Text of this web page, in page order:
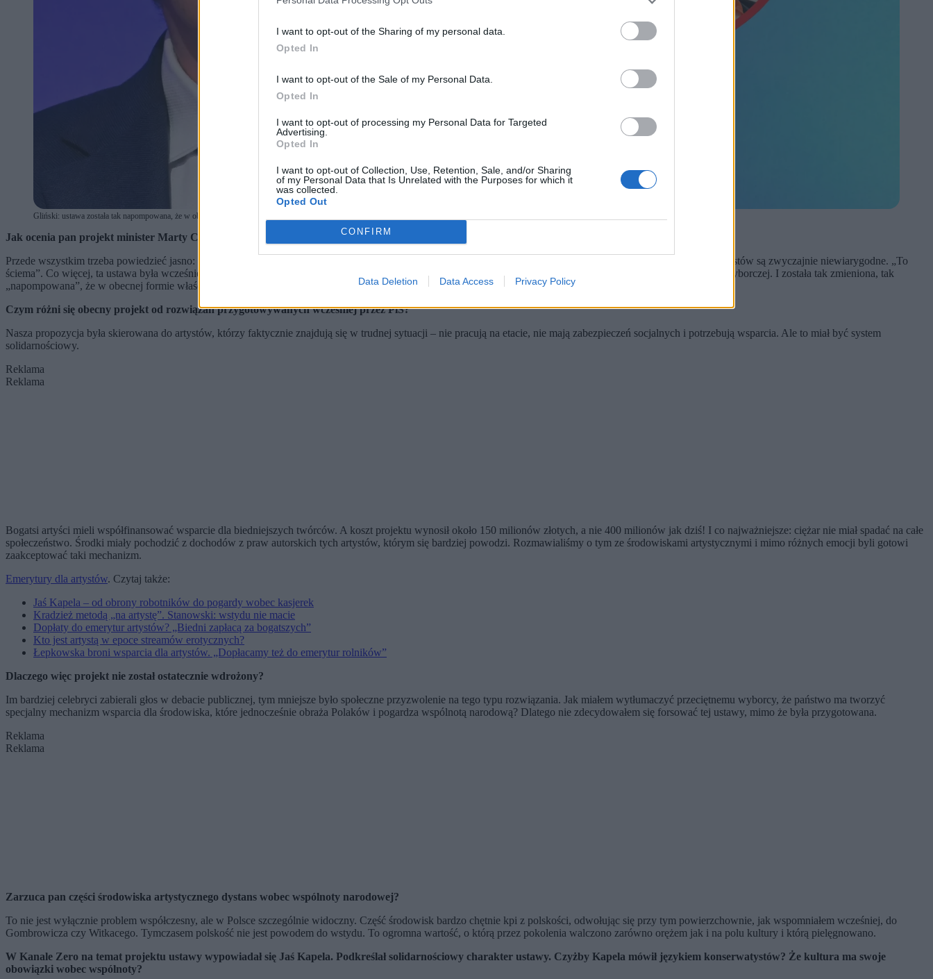
I want to opt-out of the Sharing of my personal data.
Opted In
I want to opt-out of the Sale of my Personal Data.
Opted In
I want to opt-out of processing my Personal Data for Targeted
Advertising.
Opted In
I want to opt-out of Collection, Use, Retention, Sale, and/or Sharing
of my Personal Data that Is Unrelated with the Purposes for which it
was collected.
Opted Out
CONFIRM
Data Deletion Data Access Privacy Policy
Gliński: ustawa została tak napompowana, że w obecnej formie właściwie nie nadaje się do przyjęcia. (fot. Andrzej Jackowski / Radek Pietruszka / PAP)
Jak ocenia pan projekt minister Marty Cienkowskiej?
Przede wszystkim trzeba powiedzieć jasno: obecna władza nie dba o kulturę. Po raz pierwszy w historii zmniejszono budżet na kulturę, więc opowieści o trosce o artystów są zwyczajnie niewiarygodne. „To
ściema”. Co więcej, ta ustawa była wcześniej wpisana do „100 konkretów”, ale po wyborach nic z nią nie zrobiono. Teraz wraca wyłącznie w kontekście kampanii wyborczej. I została tak zmieniona, tak
„napompowana”, że w obecnej formie właściwie nie nadaje się do przyjęcia.
Czym różni się obecny projekt od rozwiązań przygotowywanych wcześniej przez PiS?
Nasza propozycja była skierowana do artystów, którzy faktycznie znajdują się w trudnej sytuacji – nie pracują na etacie, nie mają zabezpieczeń socjalnych i potrzebują wsparcia. Ale to miał być system
solidarnościowy.
Reklama
Reklama
Bogatsi artyści mieli współfinansować wsparcie dla biedniejszych twórców. A koszt projektu wynosił około 150 milionów złotych, a nie 400 milionów jak dziś! I co najważniejsze: ciężar nie miał spadać na całe
społeczeństwo. Środki miały pochodzić z dochodów z praw autorskich tych artystów, którym się bardziej powodzi. Rozmawialiśmy o tym ze środowiskami artystycznymi i mimo różnych emocji byli gotowi
zaakceptować taki mechanizm.
Emerytury dla artystów. Czytaj także:
Jaś Kapela – od obrony robotników do pogardy wobec kasjerek
Kradzież metodą „na artystę”. Stanowski: wstydu nie macie
Dopłaty do emerytur artystów? „Biedni zapłacą za bogatszych”
Kto jest artystą w epoce streamów erotycznych?
Łepkowska broni wsparcia dla artystów. „Dopłacamy też do emerytur rolników”
Dlaczego więc projekt nie został ostatecznie wdrożony?
Im bardziej celebryci zabierali głos w debacie publicznej, tym mniejsze było społeczne przyzwolenie na tego typu rozwiązania. Jak miałem wytłumaczyć przeciętnemu wyborcy, że państwo ma tworzyć
specjalny mechanizm wsparcia dla środowiska, które jednocześnie obraża Polaków i pogardza wspólnotą narodową? Dlatego nie zdecydowałem się forsować tej ustawy, mimo że była przygotowana.
Reklama
Reklama
Zarzuca pan części środowiska artystycznego dystans wobec wspólnoty narodowej?
To nie jest wyłącznie problem współczesny, ale w Polsce szczególnie widoczny. Część środowisk bardzo chętnie kpi z polskości, odwołując się przy tym powierzchownie, jak wspomniałem wcześniej, do
Gombrowicza czy Witkacego. Tymczasem polskość nie jest powodem do wstydu. To ogromna wartość, o którą przez pokolenia walczono zarówno orężem jak i na polu kultury i którą pielęgnowano.
W Kanale Zero na temat projektu ustawy wypowiadał się Jaś Kapela. Podkreślał solidarnościowy charakter ustawy. Czyżby Kapela mówił językiem konserwatystów? Że kultura ma swoje
obowiązki wobec wspólnoty?